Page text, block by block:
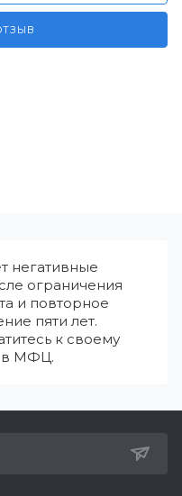
негативные
ограничения
и повторное
пяти лет.
к своему
в МФЦ.